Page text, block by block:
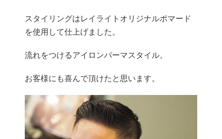
スタイリングはレイライトオリジナルポマード
を使用して仕上げました。
流れをつけるアイロンパーマスタイル。
お客様にも喜んで頂けたと思います。